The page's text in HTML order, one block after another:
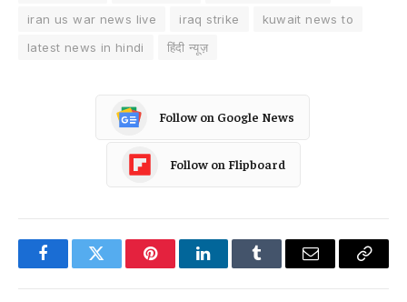
iran us war news live
iraq strike
kuwait news to
latest news in hindi
हिंदी न्यूज़
Follow on Google News
Follow on Flipboard
FacebookTwitter PinterestLinkedInTumblr Email
Copy